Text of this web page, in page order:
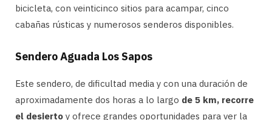
bicicleta, con veinticinco sitios para acampar, cinco
cabañas rústicas y numerosos senderos disponibles.
Sendero Aguada Los Sapos
Este sendero, de dificultad media y con una duración de
aproximadamente dos horas a lo largo de 5 km, recorre
el desierto y ofrece grandes oportunidades para ver la